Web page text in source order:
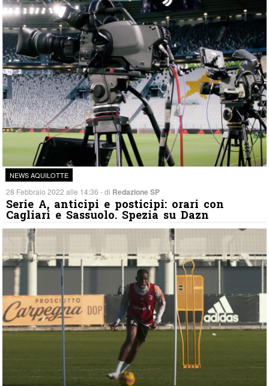
NEWS AQUILOTTE
28 Febbraio 2022 alle 14:36 - di Redazione SP
Serie A, anticipi e posticipi: orari con
Cagliari e Sassuolo. Spezia su Dazn